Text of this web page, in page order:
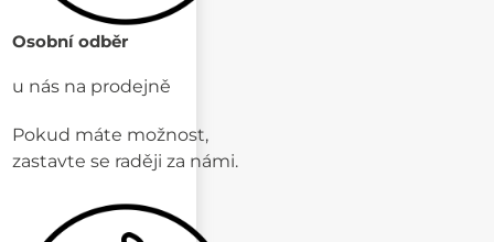
Osobní odběr
u nás na prodejně
Pokud máte možnost,
zastavte se raději za námi.